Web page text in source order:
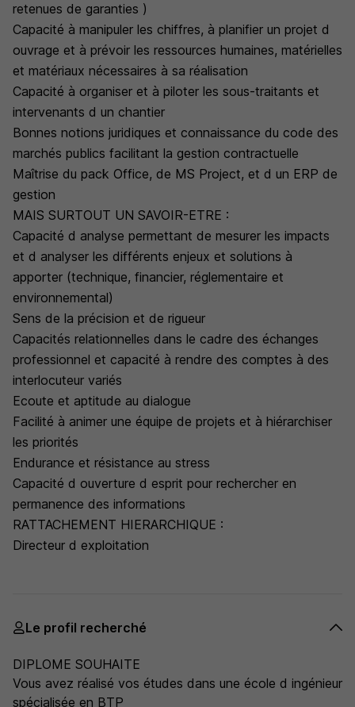
retenues de garanties )
Capacité à manipuler les chiffres, à planifier un projet d
ouvrage et à prévoir les ressources humaines, matérielles
et matériaux nécessaires à sa réalisation
Capacité à organiser et à piloter les sous-traitants et
intervenants d un chantier
Bonnes notions juridiques et connaissance du code des
marchés publics facilitant la gestion contractuelle
Maîtrise du pack Office, de MS Project, et d un ERP de
gestion
MAIS SURTOUT UN SAVOIR-ETRE :
Capacité d analyse permettant de mesurer les impacts
et d analyser les différents enjeux et solutions à
apporter (technique, financier, réglementaire et
environnemental)
Sens de la précision et de rigueur
Capacités relationnelles dans le cadre des échanges
professionnel et capacité à rendre des comptes à des
interlocuteur variés
Ecoute et aptitude au dialogue
Facilité à animer une équipe de projets et à hiérarchiser
les priorités
Endurance et résistance au stress
Capacité d ouverture d esprit pour rechercher en
permanence des informations
RATTACHEMENT HIERARCHIQUE :
Directeur d exploitation
Le profil recherché
DIPLOME SOUHAITE
Vous avez réalisé vos études dans une école d ingénieur
spécialisée en BTP